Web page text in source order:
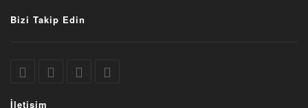
Bizi Takip Edin
İletişim